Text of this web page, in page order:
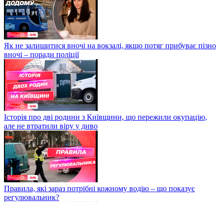
Як не залишитися вночі на вокзалі, якщо потяг прибуває пізно
вночі – поради поліції
Історія про дві родини з Київщини, що пережили окупацію,
але не втратили віру у диво
Правила, які зараз потрібні кожному водію – що показує
регулювальник?